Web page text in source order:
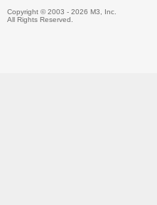
Copyright © 2003 - 2026 M3, Inc.
All Rights Reserved.